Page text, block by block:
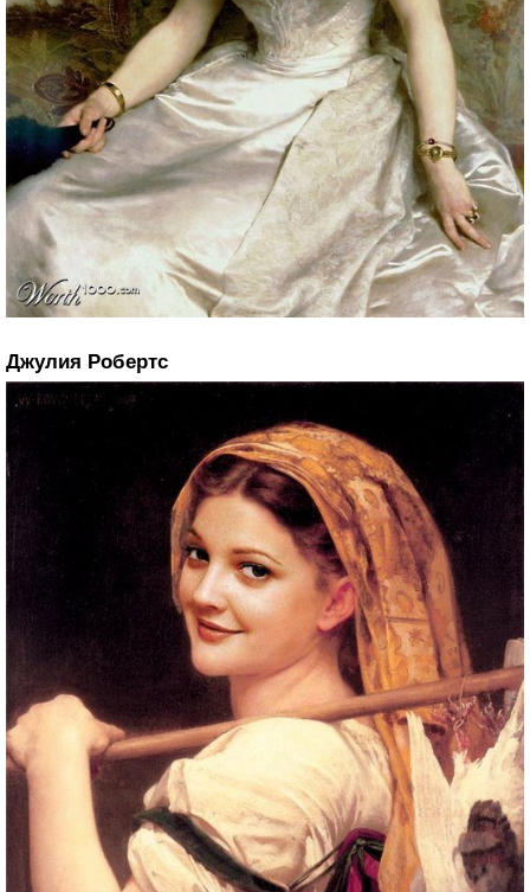
Джулия Робертс